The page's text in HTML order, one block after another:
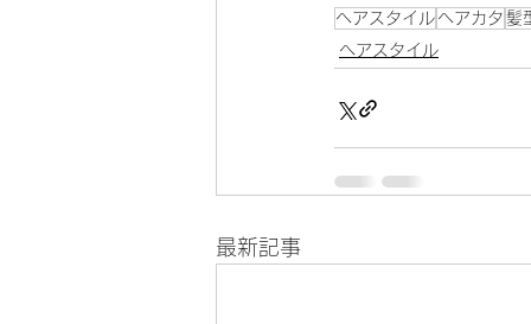
ヘアスタイル ヘアカタ 髪
ヘアスタイル
最新記事